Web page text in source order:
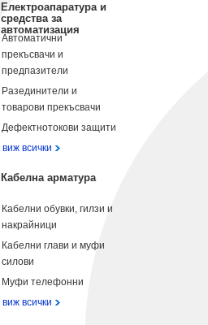
Електроапаратура и
средства за
автоматизация
Автоматични
прекъсвачи и
предпазители
Разединители и
товарови прекъсвачи
Дефектнотокови защити
виж всички
Кабелна арматура
Кабелни обувки, гилзи и
накрайници
Кабелни глави и муфи
силови
Муфи телефонни
виж всички